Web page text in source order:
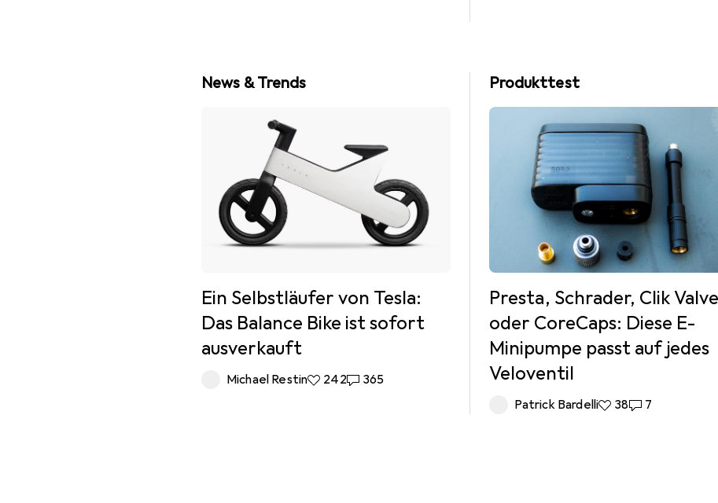
News & Trends
Ein Selbstläufer von Tesla:
Das Balance Bike ist sofort
ausverkauft
Michael Restin242 Likes
242365 Kommentare
365
Produkttest
Presta, Schrader, Clik Valve
oder CoreCaps: Diese E-
Minipumpe passt auf jedes
Veloventil
Patrick Bardelli38 Likes
387 Kommentare
7